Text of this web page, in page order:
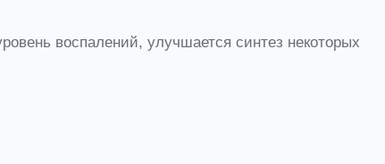
воспалений, улучшается синтез некоторых